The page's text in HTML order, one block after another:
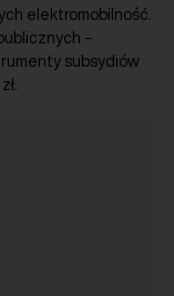
elektromobilność.
–
subsydiów